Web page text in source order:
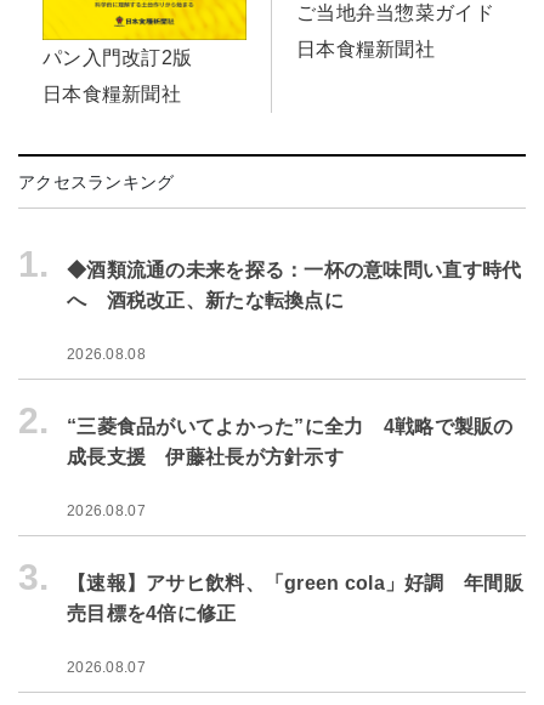
パン入門改訂2版
日本食糧新聞社
ご当地弁当惣菜ガイド
日本食糧新聞社
アクセスランキング
1.
◆酒類流通の未来を探る：一杯の意味問い直す時代
へ 酒税改正、新たな転換点に
2026.08.08
2.
“三菱食品がいてよかった”に全力 4戦略で製販の
成長支援 伊藤社長が方針示す
2026.08.07
3.
【速報】アサヒ飲料、「green cola」好調 年間販
売目標を4倍に修正
2026.08.07